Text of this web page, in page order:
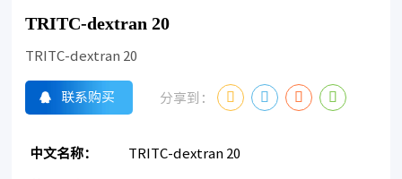
TRITC-dextran 20
TRITC-dextran 20
联系购买 分享到：
中文名称： TRITC-dextran 20